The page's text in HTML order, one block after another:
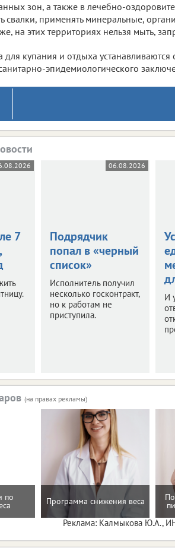
зон, а также в лечебно-
свалки, применять минеральные,
на этих территориях нельзя мыть,
для купания и отдыха
эпидемиологического
7
06.08.2026
Подрядчик
попал в «черный
список»
Исполнитель получил
несколько госконтракт,
но к работам не
приступила.
И
(на правах рекламы)
по Программа снижения веса
Реклама: Калмыкова Ю.А.,